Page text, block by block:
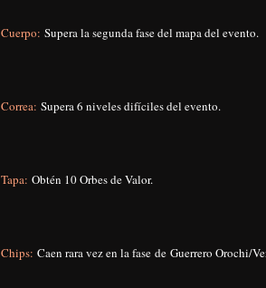
Cuerpo: Supera la segunda fase del mapa del evento.
Correa: Supera 6 niveles difíciles del evento.
Tapa: Obtén 10 Orbes de Valor.
Chips: Caen rara vez en la fase de Guerrero Orochi/